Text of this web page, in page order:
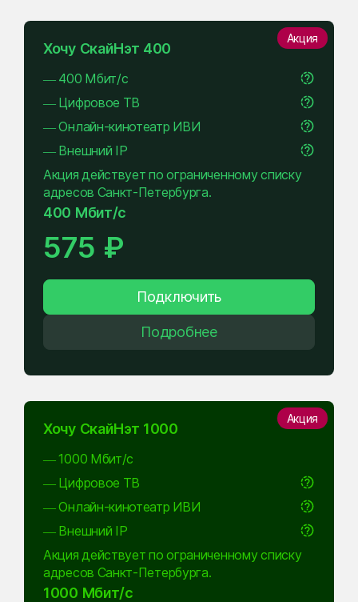
Акция
Хочу СкайНэт 400
— 400 Мбит/с
— Цифровое ТВ
— Онлайн-кинотеатр ИВИ
— Внешний IP
Акция действует по ограниченному списку
адресов Санкт-Петербурга.
400 Мбит/с
575 ₽
Подключить
Подробнее
Акция
Хочу СкайНэт 1000
— 1000 Мбит/с
— Цифровое ТВ
— Онлайн-кинотеатр ИВИ
— Внешний IP
Акция действует по ограниченному списку
адресов Санкт-Петербурга.
1000 Мбит/с